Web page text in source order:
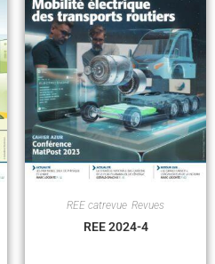
REE catrevue Revues
REE 2024-4